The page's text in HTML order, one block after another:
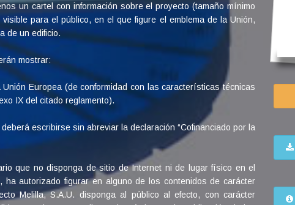
un cartel con información sobre el proyecto (tamaño mínimo
para el público, en el que figure el emblema de la Unión,
de un edificio.
mostrar:
Europea (de conformidad con las características técnicas
IX del citado reglamento).
escribirse sin abreviar la declaración “Cofinanciado por la
que no disponga de sitio de Internet ni de lugar físico en el
ha autorizado figurar en alguno de los contenidos de carácter
Melilla, S.A.U. disponga al público al efecto, con carácter